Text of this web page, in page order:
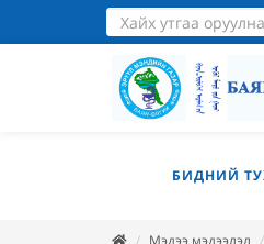
БИДНИЙ
Мэдээ мэдээлэл